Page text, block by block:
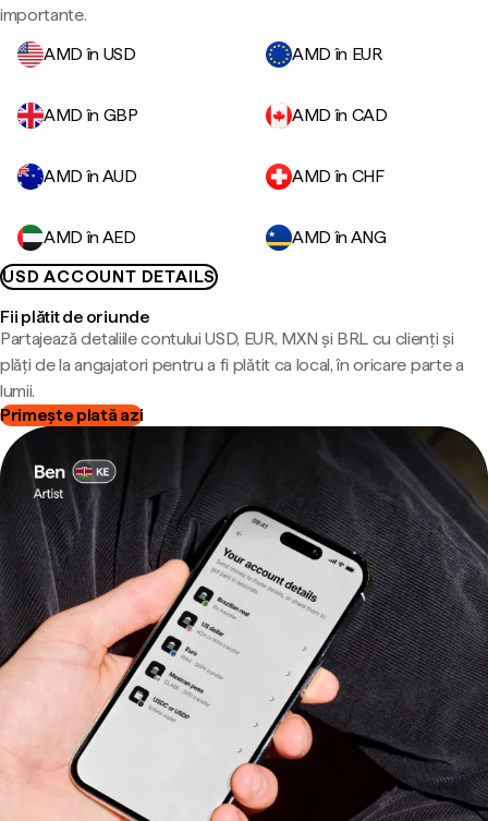
importante.
AMD în USD
AMD în EUR
AMD în GBP AMD în CAD
AMD în AUD AMD în CHF
AMD în AED
AMD în ANG
USD ACCOUNT DETAILS
Fii plătit de oriunde
Partajează detaliile contului USD, EUR, MXN și BRL cu clienți și
plăți de la angajatori pentru a fi plătit ca local, în oricare parte a
lumii.
Primește plată azi